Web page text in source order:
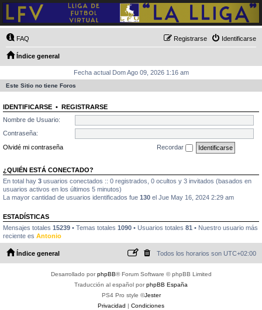
FAQ Identificarse
Registrarse
Índice general
Fecha actual Dom Ago 09, 2026 1:16 am
Este Sitio no tiene Foros
IDENTIFICARSE • REGISTRARSE
Nombre de Usuario:
Contraseña:
Olvidé mi contraseña
Recordar
¿QUIÉN ESTÁ CONECTADO?
En total hay 3 usuarios conectados :: 0 registrados, 0 ocultos y 3 invitados (basados en
usuarios activos en los últimos 5 minutos)
La mayor cantidad de usuarios identificados fue 130 el Jue May 16, 2024 2:29 am
ESTADÍSTICAS
Mensajes totales 15239 • Temas totales 1090 • Usuarios totales 81 • Nuestro usuario más
reciente es Antonio
Índice general Todos los horarios son UTC+02:00
Desarrollado porphpBB® Forum Software © phpBB Limited
Traducción al español porphpBB España
PS4 Pro style ©Jester
Privacidad | Condiciones